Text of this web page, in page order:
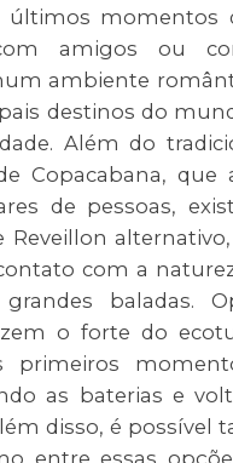
últimos momentos
amigos ou
ambiente
destinos do
Além do
Copacabana, que
de pessoas,
Reveillon
com a
baladas.
o forte do
primeiros
as baterias e
disso, é possível